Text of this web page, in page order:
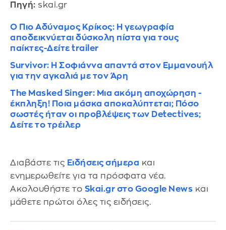
Πηγή: skai.gr
Ο Πιο Αδύναμος Κρίκος: Η γεωγραφία
αποδεικνύεται δύσκολη πίστα για τους
παίκτες-Δείτε trailer
Survivor: Η Σοφιάννα απαντά στον Εμμανουήλ
για την αγκαλιά με τον Άρη
The Masked Singer: Μια ακόμη αποχώρηση -
έκπληξη! Ποια μάσκα αποκαλύπτεται; Πόσο
σωστές ήταν οι προβλέψεις των Detectives;
Δείτε το τρέιλερ
Διαβάστε τις Ειδήσεις σήμερα και
ενημερωθείτε για τα πρόσφατα νέα.
Ακολουθήστε το Skai.gr στο Google News και
μάθετε πρώτοι όλες τις ειδήσεις.